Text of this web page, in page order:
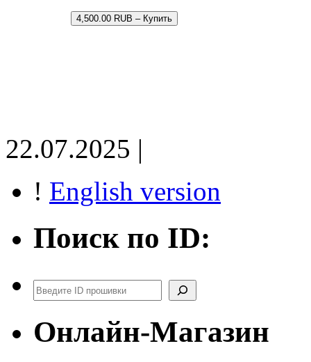
4,500.00 RUB – Купить
22.07.2025 |
! English version
Поиск по ID:
Поиск
Онлайн-Магазин